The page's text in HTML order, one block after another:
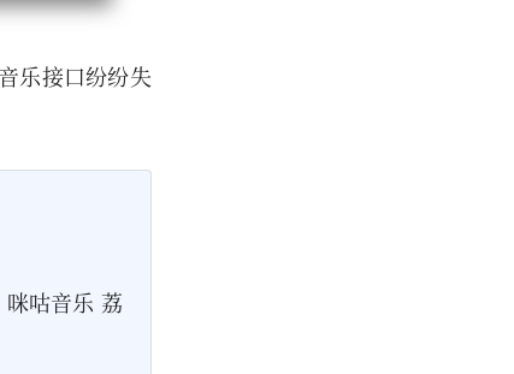
乐接口纷纷失
咕音乐 荔